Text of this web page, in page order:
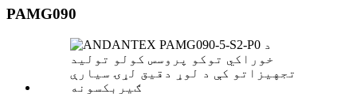
PAMG090